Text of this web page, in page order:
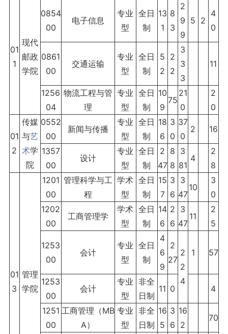
01
1
现代
邮政
学院
0854
00
电子信息
专业
型
全日
制
13
1
8
3
2
9
9
5 2
4
0
0861
00
交通运输
专业
型
全日
制
5
2
2
2
3
3
3
11
1256
04
物流工程与管
理
专业
型
全日
制
10
9
75
21
0
2
0
01
2
传媒
与艺
术学
院
0552
00
新闻与传播
专业
型
全日
制
18
6
3
0
37
0
2 16
1357
00
设计
专业
型
全日
制
2
47
8
8
3
81
4
2
8
01
3
管理
学院
1201
00
管理科学与工
程
学术
型
全日
制
15
7
3
6
3
47
10
3
0
1202
00
工商管理学
学术
型
全日
制
14
6
2
6
3
47
11
2
5
1253
00
会计
专业
型
全日
制
4
6
9
2
27
2
2
4
1 57
1253
00
会计
专业
型
非全
日制
11 0 4
1251
00
工商管理（MB
A）
专业
型
非全
日制
16
5
3
6
16
2
70